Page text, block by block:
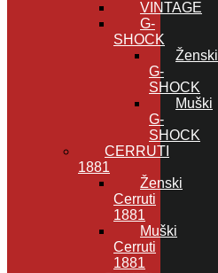
VINTAGE
G-
SHOCK
Ženski
G-
SHOCK
Muški
G-
SHOCK
CERRUTI
1881
Ženski
Cerruti
1881
Muški
Cerruti
1881